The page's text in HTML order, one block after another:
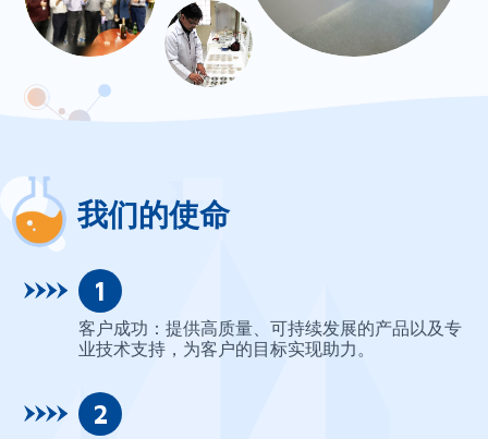
我们的使命
1
客户成功：提供高质量、可持续发展的产品以及专
业技术支持，为客户的目标实现助力。
2